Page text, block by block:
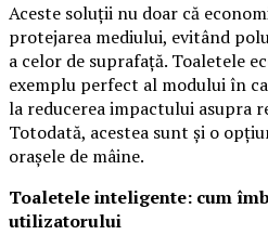
Aceste soluții nu doar că
protejarea mediului, evitând
a celor de suprafață. Toaletele
exemplu perfect al modului în
la reducerea impactului asupra
Totodată, acestea sunt și o
orașele de mâine.
Toaletele inteligente: cum
utilizatorului